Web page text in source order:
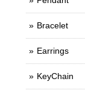
Bracelet
Earrings
KeyChain